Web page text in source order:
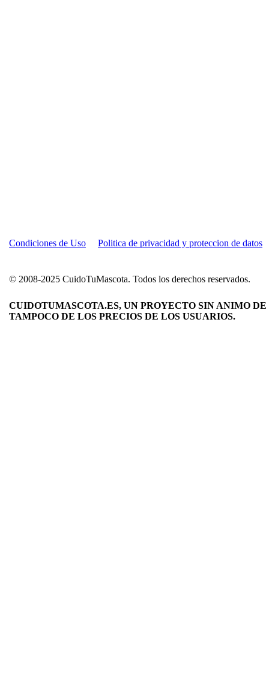
Condiciones de Uso Politica de privacidad y proteccion de datos
© 2008-2025 CuidoTuMascota. Todos los derechos reservados.
CUIDOTUMASCOTA.ES, UN PROYECTO SIN ANIMO
TAMPOCO DE LOS PRECIOS DE LOS USUARIOS.